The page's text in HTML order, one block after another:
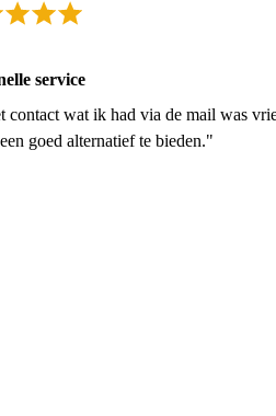
service
contact wat ik had via de mail was
goed alternatief te bieden."